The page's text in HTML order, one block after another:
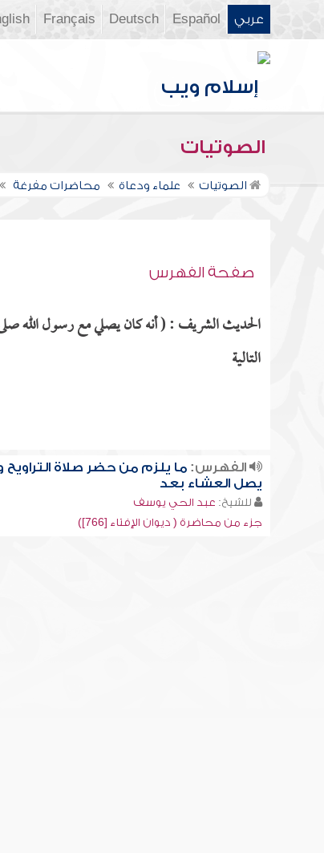
عربي Español
Deutsch
Français
الصوتيات
الصوتيات علماء ودعاة محاضرات مفرغة
صفحة الفهرس
الحديث الشريف : ( أنه كان يصلي مع رسول الله
التالية
الفهرس:ما يلزم من حضر صلاة التراويح
يصل العشاء بعد
للشيخ: عبد الحي يوسف
جزء من محاضرة ( ديوان الإفتاء [766])